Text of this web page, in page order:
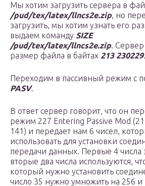
Мы хотим загрузить сервера в
/pud/tex/latex/llncs2e.zip, но
загрузить, мы хотим узнать его
выдаем команду SIZE
/pud/tex/latex/llncs2e.zip. Сервер
размер файла в байтах 213 230229.
Переходим в пассивный режим с
PASV.
В ответ сервер говорит, что он
режим 227 Entering Passive Mod
141) и передает нам 6 чисел,
использовать для установки
передачи данных. Первые 4 числа
вторые два числа используются,
который нужно установить
число 35 нужно умножить на 256 и